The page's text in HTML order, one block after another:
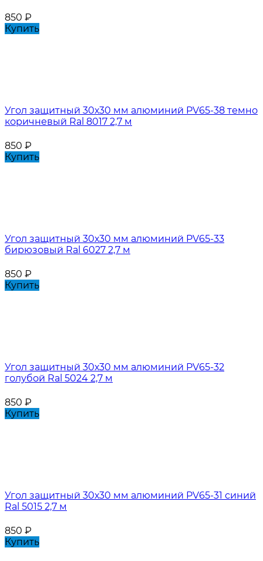
850 ₽
Купить
Угол защитный 30х30 мм алюминий PV65-38 темно
коричневый Ral 8017 2,7 м
850 ₽
Купить
Угол защитный 30х30 мм алюминий PV65-33
бирюзовый Ral 6027 2,7 м
850 ₽
Купить
Угол защитный 30х30 мм алюминий PV65-32
голубой Ral 5024 2,7 м
850 ₽
Купить
Угол защитный 30х30 мм алюминий PV65-31 синий
Ral 5015 2,7 м
850 ₽
Купить